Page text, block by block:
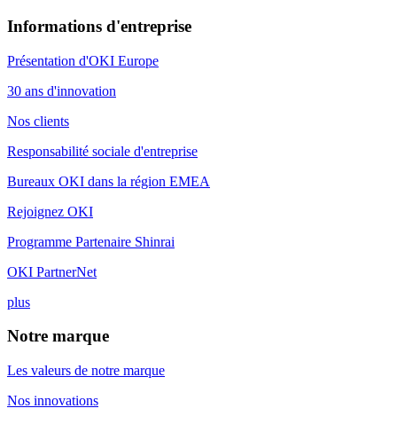
Informations d'entreprise
Présentation d'OKI Europe
30 ans d'innovation
Nos clients
Responsabilité sociale d'entreprise
Bureaux OKI dans la région EMEA
Rejoignez OKI
Programme Partenaire Shinrai
OKI PartnerNet
plus
Notre marque
Les valeurs de notre marque
Nos innovations